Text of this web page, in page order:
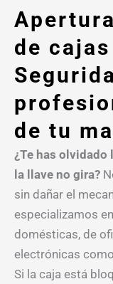
de
de tu
¿Te has olvidado
la llave no gira?
sin dañar el
especializamos
domésticas, de
electrónicas
Si la caja está